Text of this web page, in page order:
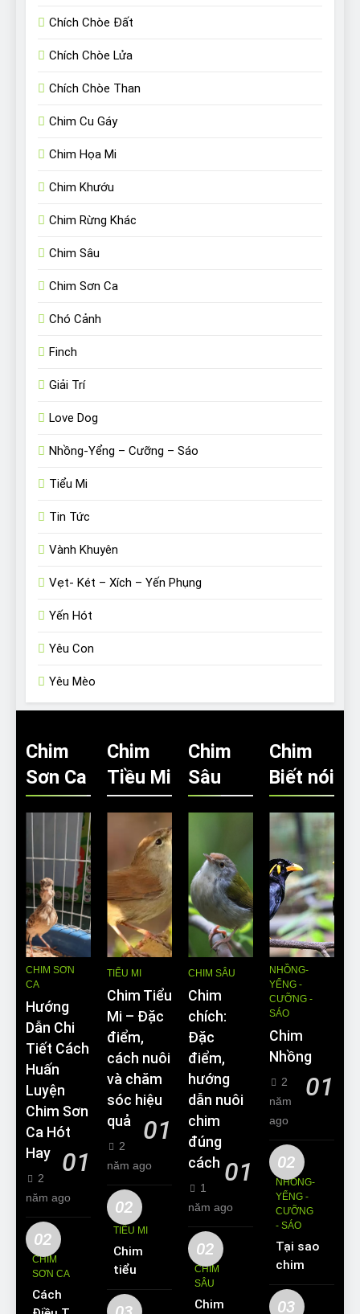
Chích Chòe Đất
Chích Chòe Lửa
Chích Chòe Than
Chim Cu Gáy
Chim Họa Mi
Chim Khướu
Chim Rừng Khác
Chim Sâu
Chim Sơn Ca
Chó Cảnh
Finch
Giải Trí
Love Dog
Nhồng-Yểng – Cưỡng – Sáo
Tiểu Mi
Tin Tức
Vành Khuyên
Vẹt- Két – Xích – Yến Phụng
Yến Hót
Yêu Con
Yêu Mèo
Chim
Sơn Ca
CHIM SƠN
CA
Hướng
Dẫn Chi
Tiết Cách
Huấn
Luyện
Chim Sơn
Ca Hót
Hay
01
2
năm ago
02
CHIM
SƠN CA
Cách
Chim
Tiều Mi
TIỂU MI
Chim Tiểu
Mi – Đặc
điểm,
cách nuôi
và chăm
sóc hiệu
quả
01
2
năm ago
02
TIỂU MI
Chim
tiểu mi
ăn gì?
Kinh
Chim
Sâu
CHIM SÂU
Chim
chích:
Đặc
điểm,
hướng
dẫn nuôi
chim
đúng
cách 01
1
năm ago
02
CHIM
SÂU
Chim
Chim
Biết nói
NHỒNG-
YỂNG -
CƯỠNG -
SÁO
Chim
Nhồng
01
2
năm
ago
02
NHỒNG-
YỂNG -
CƯỠNG
- SÁO
Tại sao
chim
Sáo lại
được
03